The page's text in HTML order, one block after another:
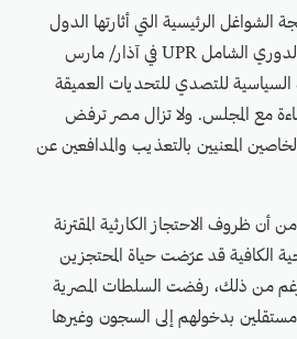
الرئيسية التي أثارتها الدول
على الاستعراض الدوري الشامل UPR في آذار/ مارس
السياسية للتصدي للتحديات العميقة
مع المجلس. ولا تزال مصر ترفض
المعنيين بالتعذيب والمدافعين عن
أن ظروف الاحتجاز الكارثية المقترنة
الكافية قد عرّضت حياة المحتجزين
من ذلك، رفضت السلطات المصرية
مستقلين بدخولهم إلى السجون وغيرها